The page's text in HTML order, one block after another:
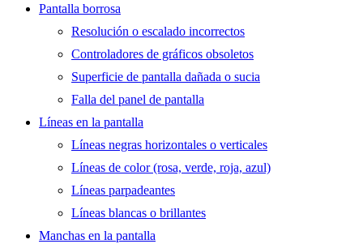
Pantalla borrosa
Resolución o escalado incorrectos
Controladores de gráficos obsoletos
Superficie de pantalla dañada o sucia
Falla del panel de pantalla
Líneas en la pantalla
Líneas negras horizontales o verticales
Líneas de color (rosa, verde, roja, azul)
Líneas parpadeantes
Líneas blancas o brillantes
Manchas en la pantalla